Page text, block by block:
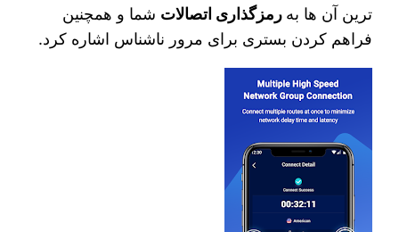
ترین آن ها به رمزگذاری اتصالات شما و همچنین
فراهم کردن بستری برای مرور ناشناس اشاره کرد.